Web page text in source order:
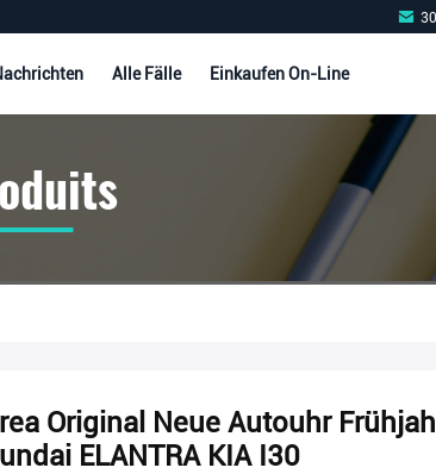
Alle Fälle Einkaufen On-Line
Original Neue Autouhr
ELANTRA KIA I30